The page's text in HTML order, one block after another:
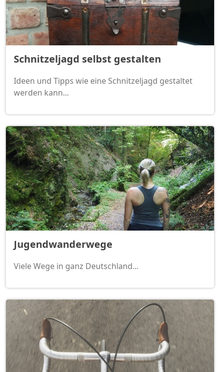
Schnitzeljagd selbst gestalten
Ideen und Tipps wie eine Schnitzeljagd gestaltet
werden kann...
Jugendwanderwege
Viele Wege in ganz Deutschland...